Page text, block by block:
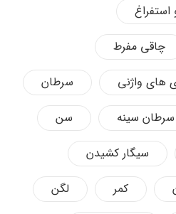
چاقی مفرط
های واژنی
سرطان
سرطان سینه
سن
سیگار کشیدن
کمر
لگن